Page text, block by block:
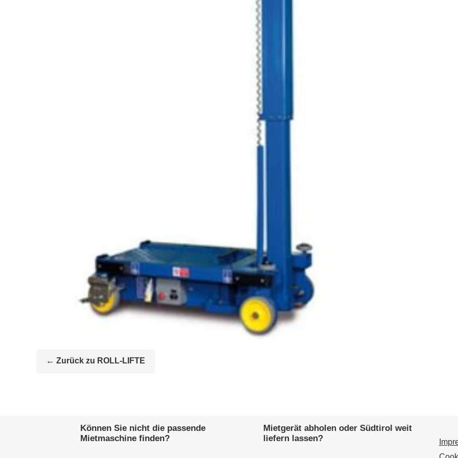
← Zurück zu ROLL-LIFTE
Können Sie nicht die passende
Mietmaschine finden?
Mietgerät abholen oder Südtirol weit
liefern lassen?